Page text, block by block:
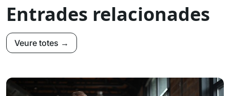
Entrades relacionades
Veure totes →